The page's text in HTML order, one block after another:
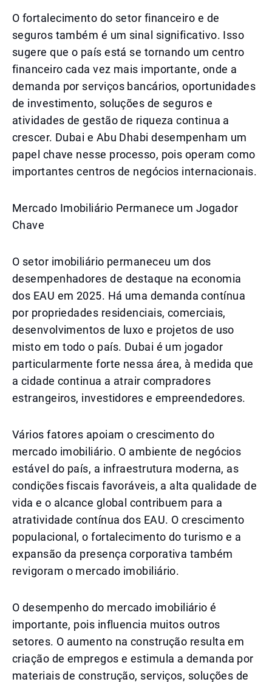
O fortalecimento do setor financeiro e de
seguros também é um sinal significativo. Isso
sugere que o país está se tornando um centro
financeiro cada vez mais importante, onde a
demanda por serviços bancários, oportunidades
de investimento, soluções de seguros e
atividades de gestão de riqueza continua a
crescer. Dubai e Abu Dhabi desempenham um
papel chave nesse processo, pois operam como
importantes centros de negócios internacionais.
Mercado Imobiliário Permanece um Jogador
Chave
O setor imobiliário permaneceu um dos
desempenhadores de destaque na economia
dos EAU em 2025. Há uma demanda contínua
por propriedades residenciais, comerciais,
desenvolvimentos de luxo e projetos de uso
misto em todo o país. Dubai é um jogador
particularmente forte nessa área, à medida que
a cidade continua a atrair compradores
estrangeiros, investidores e empreendedores.
Vários fatores apoiam o crescimento do
mercado imobiliário. O ambiente de negócios
estável do país, a infraestrutura moderna, as
condições fiscais favoráveis, a alta qualidade de
vida e o alcance global contribuem para a
atratividade contínua dos EAU. O crescimento
populacional, o fortalecimento do turismo e a
expansão da presença corporativa também
revigoram o mercado imobiliário.
O desempenho do mercado imobiliário é
importante, pois influencia muitos outros
setores. O aumento na construção resulta em
criação de empregos e estimula a demanda por
materiais de construção, serviços, soluções de